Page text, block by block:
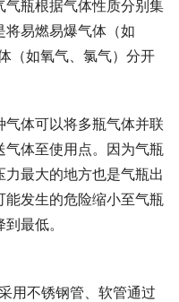
瓶根据气体性质分别集
易燃易爆气体（如
（如氧气、氯气）分开
体可以将多瓶气体并联
体至使用点。因为气瓶
最大的地方也是气瓶出
发生的危险缩小至气瓶
最低。
用不锈钢管、软管通过